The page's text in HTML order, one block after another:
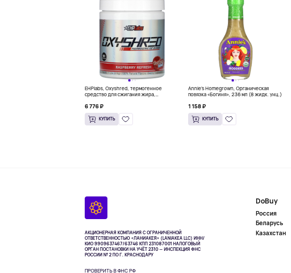
EHPlabs, Oxyshred, термогенное
средство для сжигания жира,
унции)
6 776 ₽
КУПИТЬ
Annie's Homegrown, Органическая
повязка «Богиня», 236 мл (8 жидк. унц.)
1 158 ₽
КУПИТЬ
АКЦИОНЕРНАЯ КОМПАНИЯ С ОГРАНИЧЕННОЙ
ОТВЕТСТВЕННОСТЬЮ «ЛАНИАКЕЯ» (LANIAKEA LLC) ИНН/
КИО 9909637467/63746 КПП 231087001НАЛОГОВЫЙ
ОРГАН ПОСТАНОВКИ НА УЧЁТ 2310 — ИНСПЕКЦИЯ ФНС
РОССИИ № 2 ПО Г. КРАСНОДАРУ
ПРОВЕРИТЬ В ФНС РФ
DoBuy
Россия
Беларусь
Казахстан